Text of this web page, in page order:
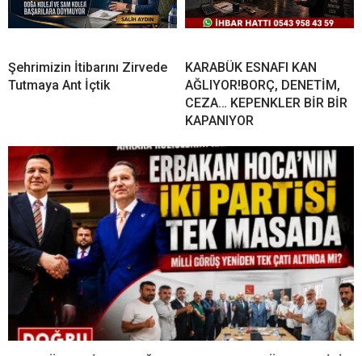
Şehrimizin İtibarını Zirvede
Tutmaya Ant İçtik
KARABÜK ESNAFI KAN
AĞLIYOR!BORÇ, DENETİM,
CEZA… KEPENKLER BİR BİR
KAPANIYOR